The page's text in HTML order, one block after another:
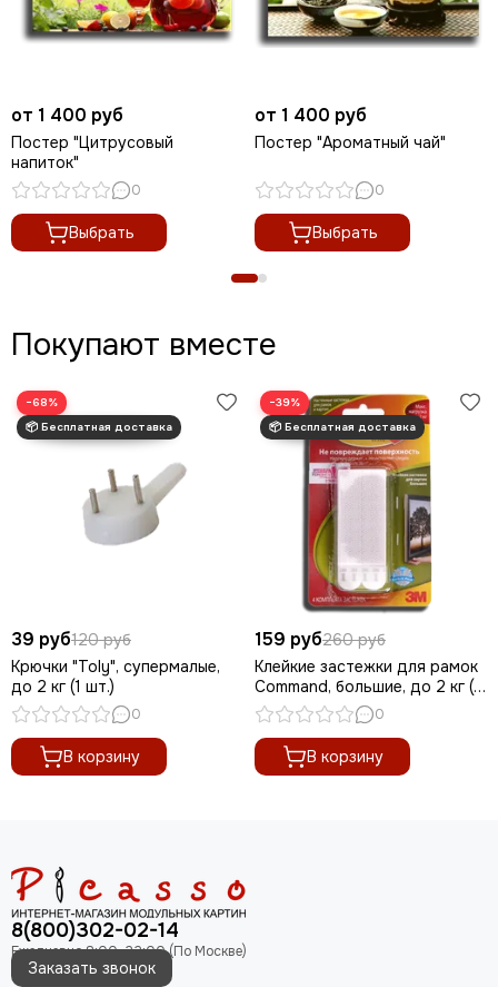
от 1 400 руб
Постер "Цитрусовый
напиток"
0
Выбрать
от 1 400 руб
Постер "Ароматный чай"
0
Выбрать
Покупают вместе
−68%
39 руб120 руб
Крючки "Toly", супермалые,
до 2 кг (1 шт.)
0
В корзину
−39%
159 руб260 руб
Клейкие застежки для рамок
Command, большие, до 2 кг (1
шт.)
0
В корзину
8(800)302-02-14
Заказать звонок